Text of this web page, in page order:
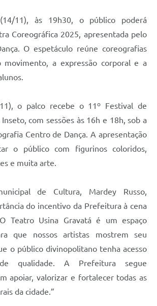
11), às 19h30, o público poderá
Coreográfica 2025, apresentada pelo
O espetáculo reúne coreografias
movimento, a expressão corporal e a
o palco recebe o 11º Festival de
com sessões às 16h e 18h, sob a
Centro de Dança. A apresentação
o público com figurinos coloridos,
e muita arte.
de Cultura, Mardey Russo,
do incentivo da Prefeitura à cena
Teatro Usina Gravatá é um espaço
que nossos artistas mostrem seu
o público divinopolitano tenha acesso
qualidade. A Prefeitura segue
apoiar, valorizar e fortalecer todas as
da cidade.”